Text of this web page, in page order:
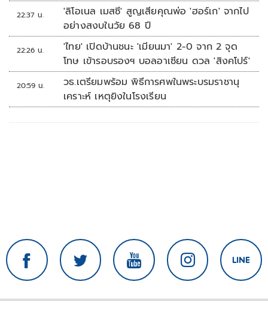
22:37 น.
'ลิโอเนล เมสซี' สูญเสียคุณพ่อ 'ฮอร์เก' จากไป
อย่างสงบในวัย 68 ปี
22:26 น.
'ไทย' เปิดบ้านชนะ 'เมียนมา' 2-0 จาก 2 จุด
โทษ เข้ารอบรองฯ บอลอาเซียน ดวล 'สิงคโปร์'
20:59 น.
วธ.เตรียมพร้อม พิธีการศพในพระบรมราชานุ
เคราะห์ เหตุยิงในโรงเรียน